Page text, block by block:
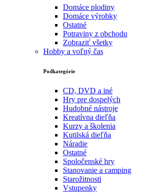
Domáce plodiny
Domáce výrobky
Ostatné
Potraviny z obchodu
Zobraziť všetky
Hobby a voľný čas
Podkategórie
CD, DVD a iné
Hry pre dospelých
Hudobné nástroje
Kreatívna dieľňa
Kurzy a školenia
Kutilská dieľňa
Náradie
Ostatné
Spoločenské hry
Stanovanie a camping
Starožitnosti
Vstupenky